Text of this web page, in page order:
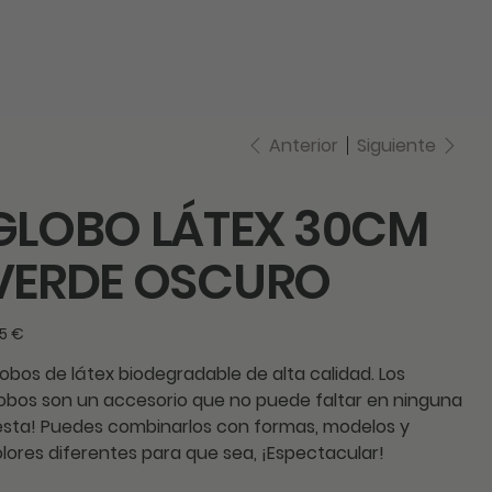
Anterior Siguiente
LÁTEX 30CM
OSCURO
€
de látex biodegradable de alta calidad. Los
son un accesorio que no puede faltar en ninguna
Puedes combinarlos con formas, modelos y
diferentes para que sea, ¡Espectacular!